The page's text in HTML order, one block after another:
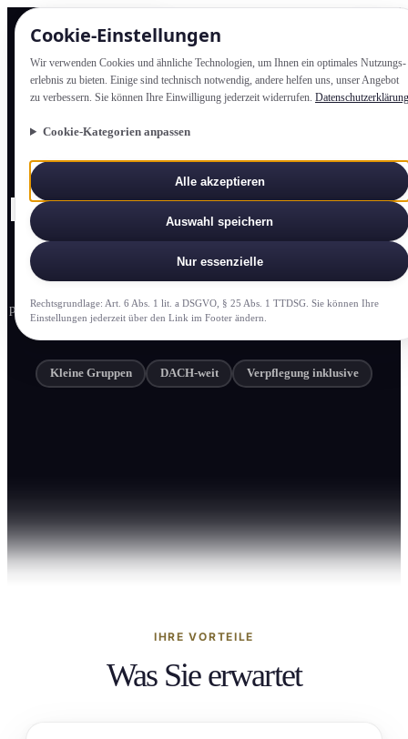
Cookie-Einstellung­en
Wir verwenden Cookies und ähnliche Technologien, um Ihnen ein optimales Nutzungs­
erlebnis zu bieten. Einige sind technisch notwendig, andere helfen uns, unser Angebot
zu verbessern. Sie können Ihre Einwilligung jederzeit widerrufen. Datenschutzerklärung
Cookie-Kategorien anpassen
Alle akzeptieren
Auswahl speichern
Nur essenzielle
Rechtsgrundlage: Art. 6 Abs. 1 lit. a DSGVO, § 25 Abs. 1 TTDSG. Sie können Ihre
Einstellung­en jederzeit über den Link im Footer ändern.
Präsenz-Seminare: Lernen
in kleinen Gruppen
In unseren offenen Seminaren lernen Sie in kleinen Gruppen,
praxisnah, interaktiv und mit erfahrenen Trainer:innen an Standorten
Kleine Gruppen DACH-weit Verpflegung inklusive
IHRE VORTEILE
Was Sie erwartet